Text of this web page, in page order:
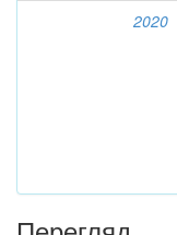
2020